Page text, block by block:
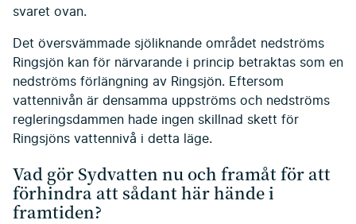
svaret ovan.
Det översvämmade sjöliknande området nedströms
Ringsjön kan för närvarande i princip betraktas som en
nedströms förlängning av Ringsjön. Eftersom
vattennivån är densamma uppströms och nedströms
regleringsdammen hade ingen skillnad skett för
Ringsjöns vattennivå i detta läge.
Vad gör Sydvatten nu och framåt för att
förhindra att sådant här hände i
framtiden?